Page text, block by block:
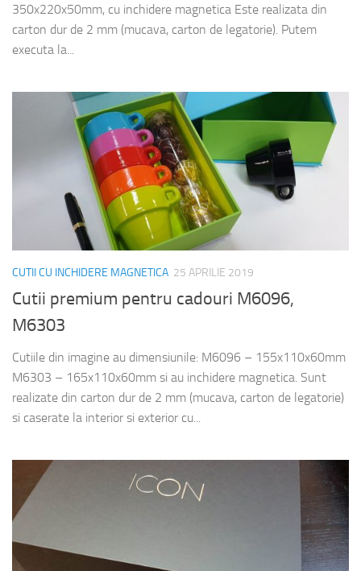
350x220x50mm, cu inchidere magnetica Este realizata din
carton dur de 2 mm (mucava, carton de legatorie). Putem
executa la...
CUTII CU INCHIDERE MAGNETICA 25 APRILIE 2019
Cutii premium pentru cadouri M6096,
M6303
Cutiile din imagine au dimensiunile: M6096 – 155x110x60mm
M6303 – 165x110x60mm si au inchidere magnetica. Sunt
realizate din carton dur de 2 mm (mucava, carton de legatorie)
si caserate la interior si exterior cu...